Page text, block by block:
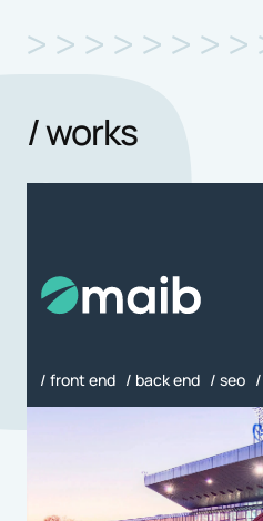
/ works
/ front end / back end / seo